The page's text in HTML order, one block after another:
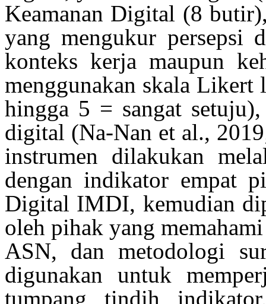
Keamanan Digital (8 butir
yangmengukur persepsi
konteks kerja maupun
menggunakan skala Likert
hingga 5 = sangat
digital (Na-Nan et al.,
instrumen dilakukan
dengan indikator empat
Digital IMDI, kemudian
oleh pihak yang memahami
ASN, dan metodologi
digunakan untuk
tumpang
tindih